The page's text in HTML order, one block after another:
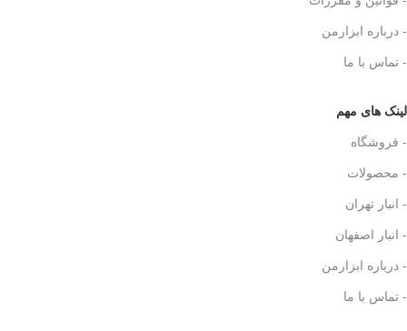
- درباره ابزارمن
- تماس با ما
لینک های مهم
- فروشگاه
- محصولات
- انبار تهران
- انبار اصفهان
- درباره ابزارمن
- تماس با ما